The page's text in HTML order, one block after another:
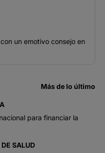
un emotivo consejo en
Más de lo último
para financiar la
SALUD